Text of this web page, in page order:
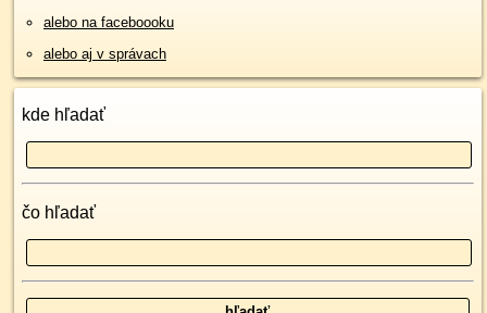
alebo na faceboooku
alebo aj v správach
kde hľadať
čo hľadať